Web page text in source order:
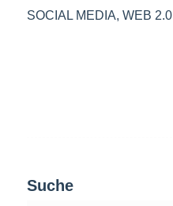
SOCIAL MEDIA WEB 2.0,
Suche